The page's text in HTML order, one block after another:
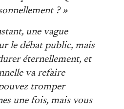
? »
une vague
le débat public, mais
éternellement, et
va refaire
tromper
une fois, mais vous